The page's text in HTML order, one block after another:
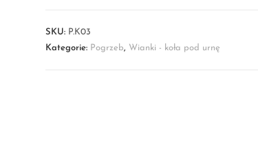
SKU: P.K03
Kategorie: Pogrzeb, Wianki - koła pod urnę